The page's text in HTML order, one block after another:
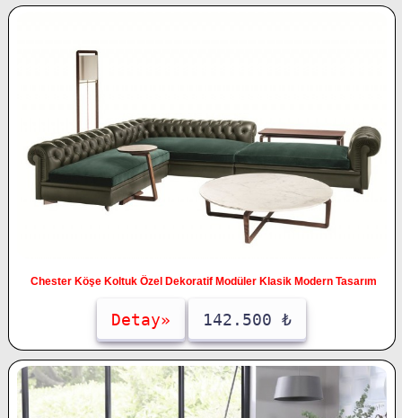
Chester Köşe Koltuk Özel Dekoratif Modüler Klasik Modern Tasarım
Detay» 142.500 ₺